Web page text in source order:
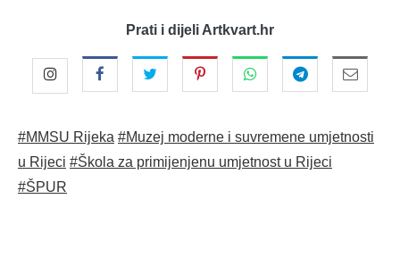
Prati i dijeli Artkvart.hr
#MMSU Rijeka #Muzej moderne i suvremene umjetnosti
u Rijeci #Škola za primijenjenu umjetnost u Rijeci
#ŠPUR